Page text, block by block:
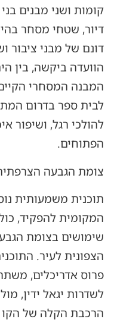
דונם של מבני ציבור
הוועדה ביקשה, בין
המבנה המסחרי
לבית ספר בדרום
להולכי רגל, ושיפור
הפתוחים.
צומת הגבעה הצרפתית: 400 יחידות דיור
תוכנית משמעותית
המקומית להפקיד,
שימושים בצומת
הצפונית לעיר.
לשדרות יגאל ידין,
הרכבת הקלה של הקו